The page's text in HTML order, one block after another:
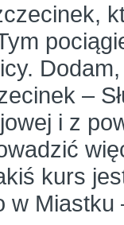
–
i z
kurs
w Miastku